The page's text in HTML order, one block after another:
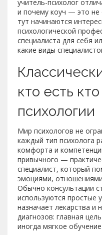
учитель-психолог
и почему коуч — это не
тут начинаются
психологической
специалиста для себя
какие виды
кто есть
психологии
Мир психологов не
каждый тип психолога
комфорта и
привычного —
специалист, который
эмоциями,
Обычно консультации
используются простые
назначает лекарства и
диагнозов: главная
иногда мягкое